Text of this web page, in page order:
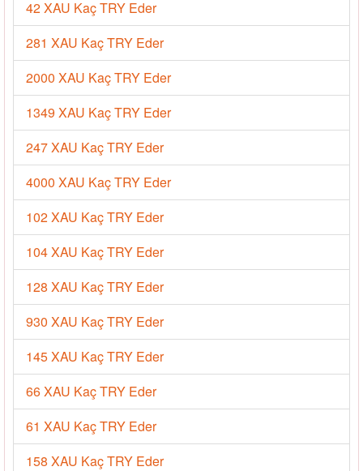
42 XAU Kaç TRY Eder
281 XAU Kaç TRY Eder
2000 XAU Kaç TRY Eder
1349 XAU Kaç TRY Eder
247 XAU Kaç TRY Eder
4000 XAU Kaç TRY Eder
102 XAU Kaç TRY Eder
104 XAU Kaç TRY Eder
128 XAU Kaç TRY Eder
930 XAU Kaç TRY Eder
145 XAU Kaç TRY Eder
66 XAU Kaç TRY Eder
61 XAU Kaç TRY Eder
158 XAU Kaç TRY Eder